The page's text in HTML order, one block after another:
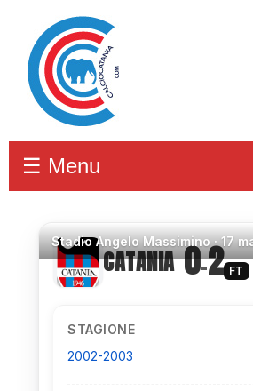
☰ Menu
StadioAngelo Massimino ·17
CATANIA 0–2 FT
STAGIONE
2002-2003